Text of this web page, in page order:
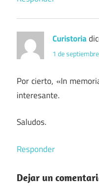
Curistoria
1 de
Por cierto, «In
interesante.
Saludos.
Responder
Dejar un